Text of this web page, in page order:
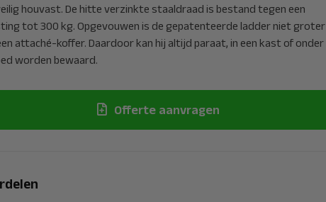
houvast. De hitte verzinkte staaldraad is bestand tegen een
tot 300 kg. Opgevouwen is de gepatenteerde ladder niet groter
attaché-koffer. Daardoor kan hij altijd paraat, in een kast of onder
worden bewaard.
Offerte aanvragen